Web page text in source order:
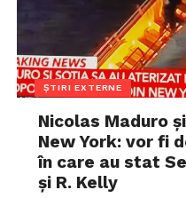
ȘTIRI EXTERNE
Nicolas Maduro
New York: vor fi
în care au stat
și R. Kelly